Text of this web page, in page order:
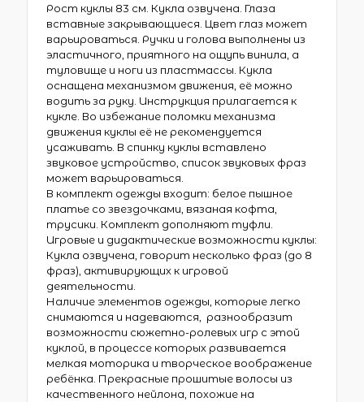
Рост куклы 83 см. Кукла озвучена. Глаза
вставные закрывающиеся. Цвет глаз может
варьироваться. Ручки и голова выполнены из
эластичного, приятного на ощупь винила, а
туловище и ноги из пластмассы. Кукла
оснащена механизмом движения, её можно
водить за руку. Инструкция прилагается к
кукле. Во избежание поломки механизма
движения куклы её не рекомендуется
усаживать. В спинку куклы вставлено
звуковое устройство, список звуковых фраз
может варьироваться.
В комплект одежды входит: белое пышное
платье со звездочками, вязаная кофта,
трусики. Комплект дополняют туфли.
Игровые и дидактические возможности куклы:
Кукла озвучена, говорит несколько фраз (до 8
фраз), активирующих к игровой
деятельности.
Наличие элементов одежды, которые легко
снимаются и надеваются, разнообразит
возможности сюжетно-ролевых игр с этой
куклой, в процессе которых развивается
мелкая моторика и творческое воображение
ребёнка. Прекрасные прошитые волосы из
качественного нейлона, похожие на